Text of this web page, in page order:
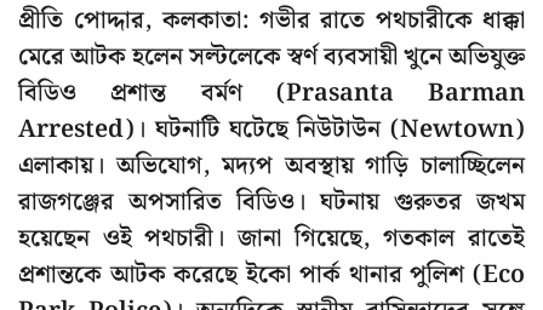
প্রীতি পোদ্দার, কলকাতা: গভীর রাতে পথচারীকে ধাক্কা
মেরে আটক হলেন সল্টলেকে স্বর্ণ ব্যবসায়ী খুনে অভিযুক্ত
বিডিও প্রশান্ত বর্মণ (Prasanta Barman
Arrested)। ঘটনাটি ঘটেছে নিউটাউন (Newtown)
এলাকায়। অভিযোগ, মদ্যপ অবস্থায় গাড়ি চালাচ্ছিলেন
রাজগঞ্জের অপসারিত বিডিও। ঘটনায় গুরুতর জখম
হয়েছেন ওই পথচারী। জানা গিয়েছে, গতকাল রাতেই
প্রশান্তকে আটক করেছে ইকো পার্ক থানার পুলিশ (Eco